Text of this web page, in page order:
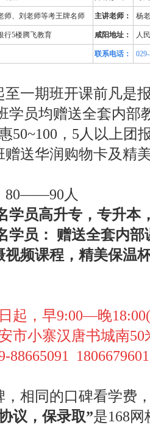
师、刘老师等考王牌名师 主讲老师： 杨
行5楼腾飞教育 咸阳地址： 人
联系电话：
至一期班开课前凡是
学员均赠送全套内部
50~100，5人以上团
赠送华润购物卡及精
80——90人
学员高升专，专升本
学员：
赠送全套内部
频课程， 精美保温
起，早9:00—晚
市小寨汉唐书城南50
88665091
，相同的口碑看学费
议，保录取”是168